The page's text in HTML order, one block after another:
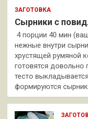
ЗАГОТОВКА
Сырники с
4 порции 40 мин
нежные внутри
хрустящей румяной
готовятся
тесто
формируются